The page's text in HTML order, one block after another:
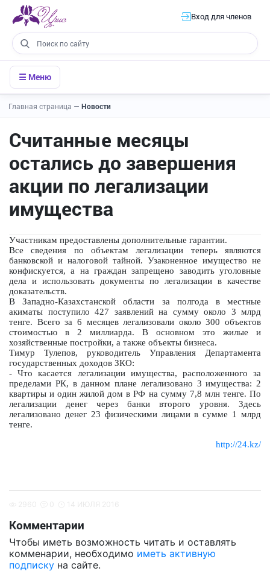
Вход для членов
☰ Меню
Главная страница — Новости
Считанные месяцы
остались до завершения
акции по легализации
имущества
Участникам предоставлены дополнительные гарантии.
Все сведения по объектам легализации теперь являются
банковской и налоговой тайной. Узаконенное имущество не
конфискуется, а на граждан запрещено заводить уголовные
дела и использовать документы по легализации в качестве
доказательств.
В Западно-Казахстанской области за полгода в местные
акиматы поступило 427 заявлений на сумму около 3 млрд
тенге. Всего за 6 месяцев легализовали около 300 объектов
стоимостью в 2 миллиарда. В основном это жилые и
хозяйственные постройки, а также объекты бизнеса.
Тимур Тулепов, руководитель Управления Департамента
государственных доходов ЗКО:
- Что касается легализации имущества, расположенного за
пределами РК, в данном плане легализовано 3 имущества: 2
квартиры и один жилой дом в РФ на сумму 7,8 млн тенге. По
легализации денег через банки второго уровня. Здесь
легализовано денег 23 физическими лицами в сумме 1 млрд
тенге.
http://24.kz/
Комментарии
Чтобы иметь возможность читать и оставлять
комменарии, необходимо иметь активную
подписку на сайте.